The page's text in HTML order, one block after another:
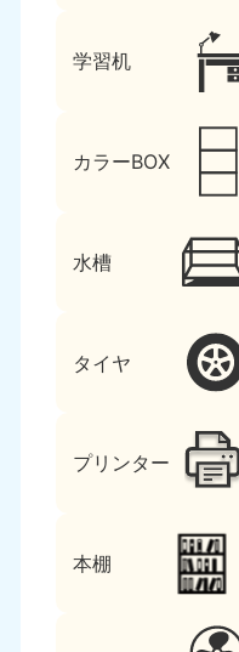
学習机
カラーBOX
水槽
タイヤ
プリンター
本棚